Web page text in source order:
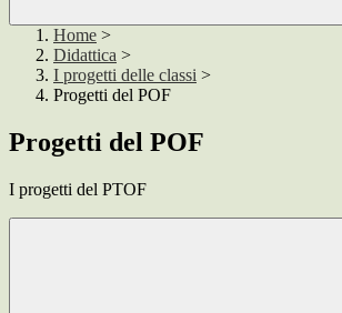
Home >
Didattica >
I progetti delle classi >
Progetti del POF
Progetti del POF
I progetti del PTOF